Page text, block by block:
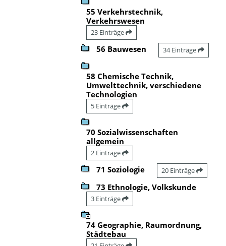
55 Verkehrstechnik,
Verkehrswesen
23 Einträge
56 Bauwesen 34 Einträge
58 Chemische Technik,
Umwelttechnik, verschiedene
Technologien
5 Einträge
70 Sozialwissenschaften
allgemein
2 Einträge
71 Soziologie 20 Einträge
73 Ethnologie, Volkskunde
3 Einträge
74 Geographie, Raumordnung,
Städtebau